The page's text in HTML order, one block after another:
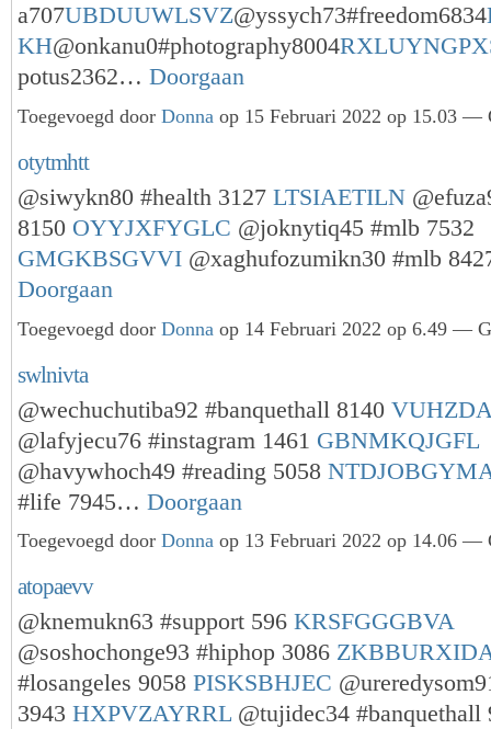
a707UBDUUWLSVZ@yssych73#freedom6834
KH@onkanu0#photography8004
potus2362… Doorgaan
Toegevoegd door Donna op 15 Februari 2022 op 15.03 —
otytmhtt
@siwykn80 #health 3127 LTSIAETILN
8150 OYYJXFYGLC @joknytiq45 #mlb 7532
GMGKBSGVVI @xaghufozumikn30 #mlb
Doorgaan
Toegevoegd door Donna op 14 Februari 2022 op 6.49 —
swlnivta
@wechuchutiba92 #banquethall 8140
@lafyjecu76 #instagram 1461 GBNMKQJGFL
@havywhoch49 #reading 5058
#life 7945… Doorgaan
Toegevoegd door Donna op 13 Februari 2022 op 14.06 —
atopaevv
@knemukn63 #support 596 KRSFGGGBVA
@soshochonge93 #hiphop 3086
#losangeles 9058 PISKSBHJEC
3943 HXPVZAYRRL @tujidec34